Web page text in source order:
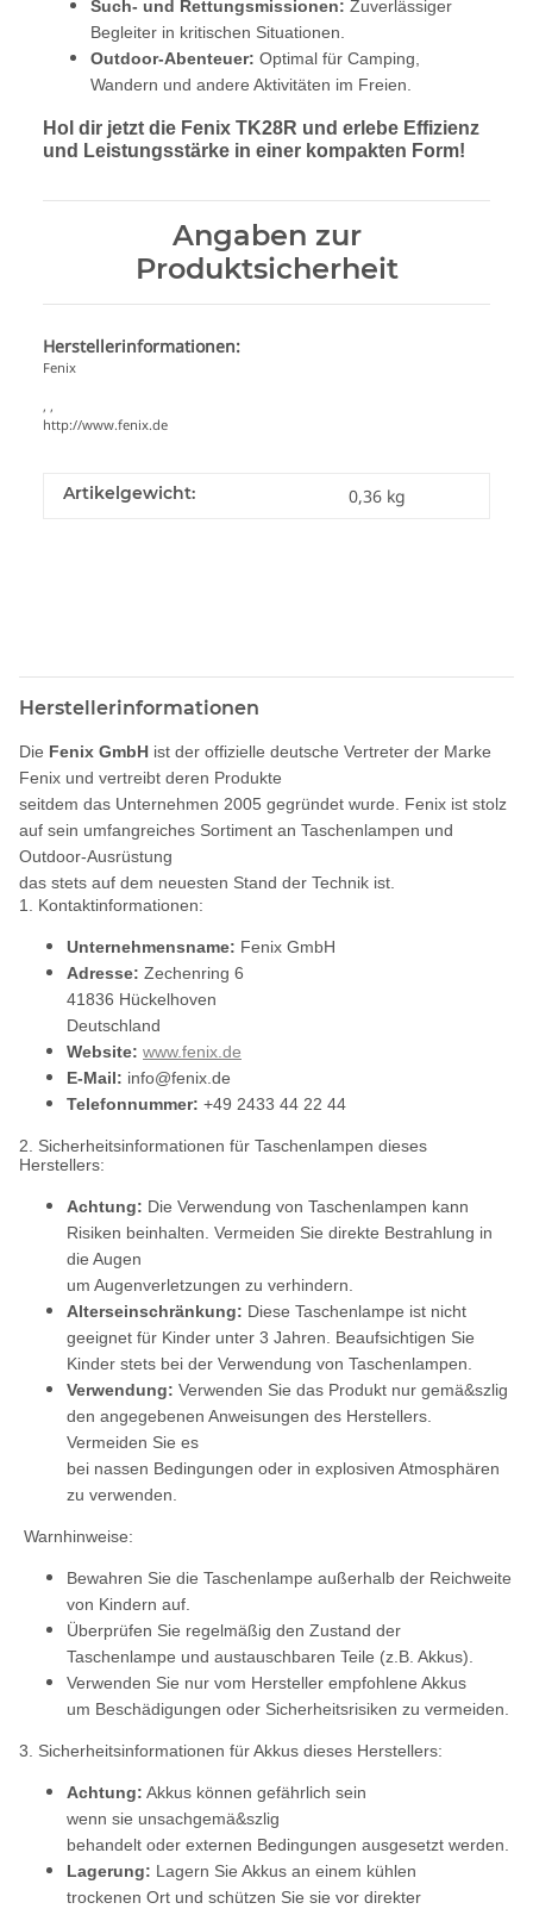
Such- und Rettungsmissionen: Zuverlässiger
Begleiter in kritischen Situationen.
Outdoor-Abenteuer: Optimal für Camping,
Wandern und andere Aktivitäten im Freien.
Hol dir jetzt die Fenix TK28R und erlebe Effizienz
und Leistungsstärke in einer kompakten Form!
Angaben zur
Produktsicherheit
Herstellerinformationen:
Fenix
, ,
http://www.fenix.de
Artikelgewicht: 0,36 kg
Herstellerinformationen
Die Fenix GmbH ist der offizielle deutsche Vertreter der Marke
Fenix und vertreibt deren Produkte
seitdem das Unternehmen 2005 gegründet wurde. Fenix ist stolz
auf sein umfangreiches Sortiment an Taschenlampen und
Outdoor-Ausrüstung
das stets auf dem neuesten Stand der Technik ist.
1. Kontaktinformationen:
Unternehmensname: Fenix GmbH
Adresse: Zechenring 6
41836 Hückelhoven
Deutschland
Website: www.fenix.de
E-Mail: info@fenix.de
Telefonnummer: +49 2433 44 22 44
2. Sicherheitsinformationen für Taschenlampen dieses
Herstellers:
Achtung: Die Verwendung von Taschenlampen kann
Risiken beinhalten. Vermeiden Sie direkte Bestrahlung in
die Augen
um Augenverletzungen zu verhindern.
Alterseinschränkung: Diese Taschenlampe ist nicht
geeignet für Kinder unter 3 Jahren. Beaufsichtigen Sie
Kinder stets bei der Verwendung von Taschenlampen.
Verwendung: Verwenden Sie das Produkt nur gemä&szlig
den angegebenen Anweisungen des Herstellers.
Vermeiden Sie es
bei nassen Bedingungen oder in explosiven Atmosphären
zu verwenden.
Warnhinweise:
Bewahren Sie die Taschenlampe außerhalb der Reichweite
von Kindern auf.
Überprüfen Sie regelmäßig den Zustand der
Taschenlampe und austauschbaren Teile (z.B. Akkus).
Verwenden Sie nur vom Hersteller empfohlene Akkus
um Beschädigungen oder Sicherheitsrisiken zu vermeiden.
3. Sicherheitsinformationen für Akkus dieses Herstellers:
Achtung: Akkus können gefährlich sein
wenn sie unsachgemä&szlig
behandelt oder externen Bedingungen ausgesetzt werden.
Lagerung: Lagern Sie Akkus an einem kühlen
trockenen Ort und schützen Sie sie vor direkter